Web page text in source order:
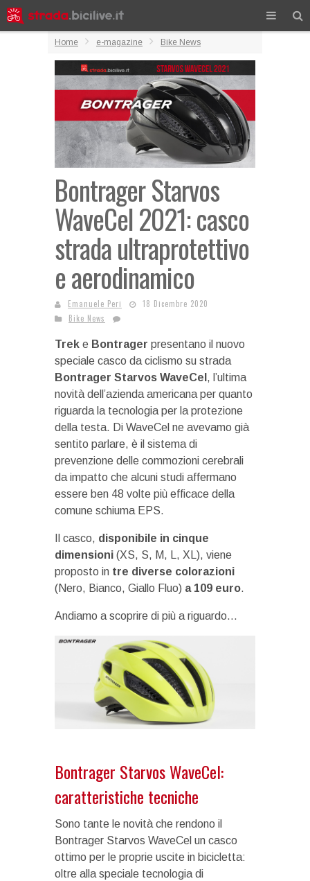
Home e-magazine Bike News
Bontrager Starvos
WaveCel 2021: casco
strada ultraprotettivo
e aerodinamico
Emanuele Peri
18 Dicembre 2020
Bike News
Trek e Bontrager presentano il nuovo
speciale casco da ciclismo su strada
Bontrager Starvos WaveCel , l’ultima
novità dell’azienda americana per quanto
riguarda la tecnologia per la protezione
della testa. Di WaveCel ne avevamo già
sentito parlare, è il sistema di
prevenzione delle commozioni cerebrali
da impatto che alcuni studi affermano
essere ben 48 volte più efficace della
comune schiuma EPS.
Il casco, disponibile in cinque
dimensioni (XS, S, M, L, XL), viene
proposto in tre diverse colorazioni
(Nero, Bianco, Giallo Fluo) a 109 euro.
Andiamo a scoprire di più a riguardo…
Bontrager Starvos WaveCel:
caratteristiche tecniche
Sono tante le novità che rendono il
Bontrager Starvos WaveCel un casco
ottimo per le proprie uscite in bicicletta:
oltre alla speciale tecnologia di